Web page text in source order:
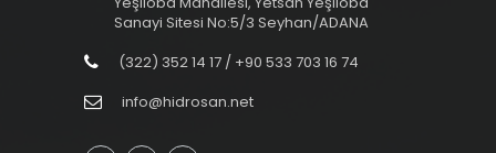
Sanayi Sitesi No:5/3 Seyhan/ADANA
(322) 352 14 17 / +90 533 703 16 74
info@hidrosan.net